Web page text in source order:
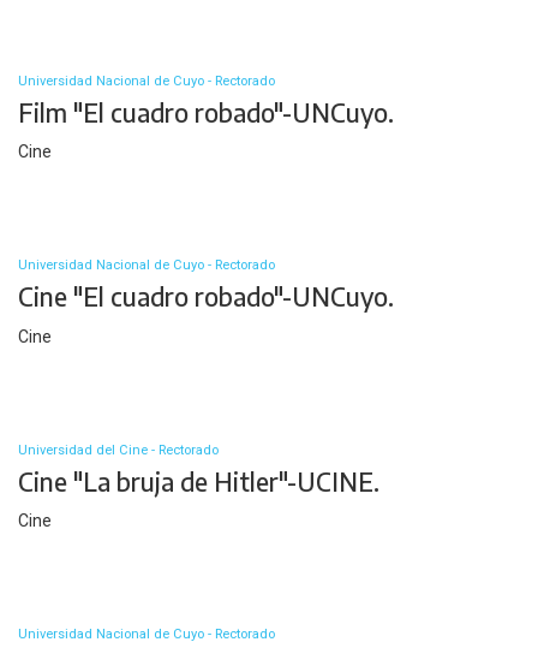
Universidad Nacional de Cuyo - Rectorado
Film "El cuadro robado"-UNCuyo.
Cine
Universidad Nacional de Cuyo - Rectorado
Cine "El cuadro robado"-UNCuyo.
Cine
Universidad del Cine - Rectorado
Cine "La bruja de Hitler"-UCINE.
Cine
Universidad Nacional de Cuyo - Rectorado